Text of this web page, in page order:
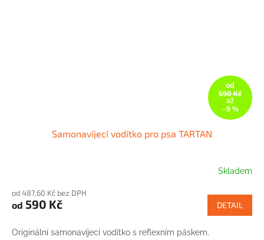
od
590 Kč
až
–9 %
Samonavíjecí vodítko pro psa TARTAN
Skladem
od 487,60 Kč bez DPH
od 590 Kč DETAIL
Originální samonavíjecí vodítko s reflexním páskem.